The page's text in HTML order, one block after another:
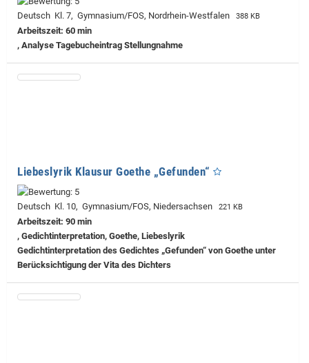
Deutsch Kl. 7, Gymnasium/FOS, Nordrhein-Westfalen 388 KB
Arbeitszeit: 60 min
, Analyse Tagebucheintrag Stellungnahme
Liebeslyrik Klausur Goethe „Gefunden“
Deutsch Kl. 10, Gymnasium/FOS, Niedersachsen 221 KB
Arbeitszeit: 90 min
, Gedichtinterpretation, Goethe, Liebeslyrik
Gedichtinterpretation des Gedichtes „Gefunden“ von Goethe unter
Berücksichtigung der Vita des Dichters